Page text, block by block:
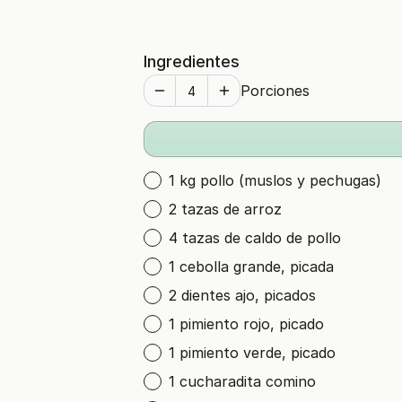
Ingredientes
Porciones
1 kg pollo (muslos y pechugas)
2 tazas de arroz
4 tazas de caldo de pollo
1 cebolla grande, picada
2 dientes ajo, picados
1 pimiento rojo, picado
1 pimiento verde, picado
1 cucharadita comino